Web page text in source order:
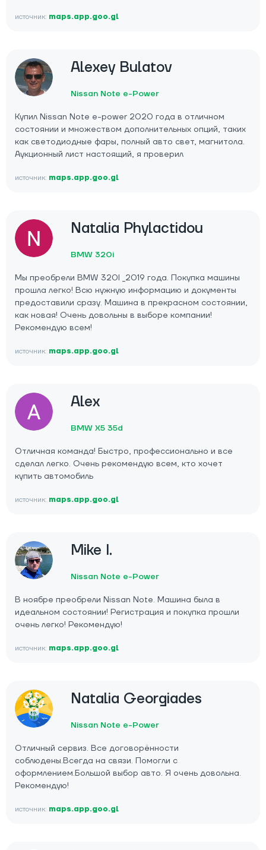
источник: maps.app.goo.gl
Alexey Bulatov
Nissan Note e-Power
Купил Nissan Note e-power 2020 года в отличном
состоянии и множеством дополнительных опций, таких
как светодиодные фары, полный авто свет, магнитола.
Аукционный лист настоящий, я проверил
источник: maps.app.goo.gl
Natalia Phylactidou
BMW 320i
Мы преобрели BMW 320I _2019 года. Покупка машины
прошла легко! Всю нужную информацию и документы
предоставили сразу. Машина в прекрасном состоянии,
как новая! Очень довольны в выборе компании!
Рекомендую всем!
источник: maps.app.goo.gl
Alex
BMW X5 35d
Отличная команда! Быстро, профессионально и все
сделал легко. Очень рекомендую всем, кто хочет
купить автомобиль
источник: maps.app.goo.gl
Mike I.
Nissan Note e-Power
В ноябре преобрели Nissan Note. Машина была в
идеальном состоянии! Регистрация и покупка прошли
очень легко! Рекомендую!
источник: maps.app.goo.gl
Natalia Georgiades
Nissan Note e-Power
Отличный сервиз. Все договорённости
соблюдены.Всегда на связи. Помогли с
оформлением.Большой выбор авто. Я очень довольна.
Рекомендую!
источник: maps.app.goo.gl